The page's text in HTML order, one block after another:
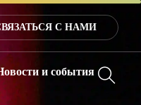
С НАМИ
и события